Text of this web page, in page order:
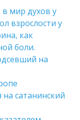
мир духов у
взрослости у
как
боли.
на
сатанинский